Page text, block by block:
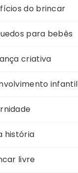
do brincar
para bebês
criativa
infantil
história
livre